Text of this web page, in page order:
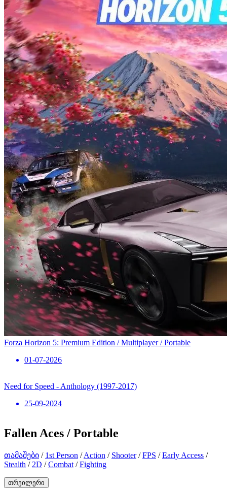
Forza Horizon 5: Premium Edition / Multiplayer / Portable
01-07-2026
Need for Speed ​​- Anthology (1997-2017)
25-09-2024
Fallen Aces / Portable
თამაშები / 1st Person /Action / Shooter/FPS /Early Access /
Stealth / 2D /Combat /Fighting
თრეილერი